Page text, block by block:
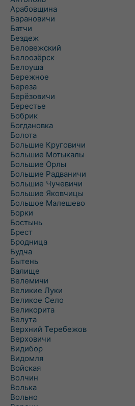
Арабовщина
Барановичи
Батчи
Бездеж
Беловежский
Белоозёрск
Белоуша
Бережное
Береза
Берёзовичи
Берестье
Бобрик
Богдановка
Болота
Большие Круговичи
Большие Мотыкалы
Большие Орлы
Большие Радваничи
Большие Чучевичи
Большие Яковчицы
Большое Малешево
Борки
Бостынь
Брест
Бродница
Будча
Бытень
Валище
Велемичи
Великие Луки
Великое Село
Великорита
Велута
Верхний Теребежов
Верховичи
Видибор
Видомля
Войская
Волчин
Волька
Вольно